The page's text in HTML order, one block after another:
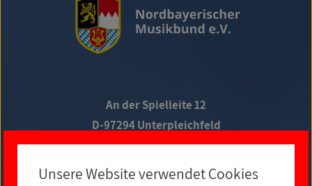
An der Spielleite 12
D-97294 Unterpleichfeld
Telefon +49 9367 988 689-0
Unsere Website verwendet Cookies